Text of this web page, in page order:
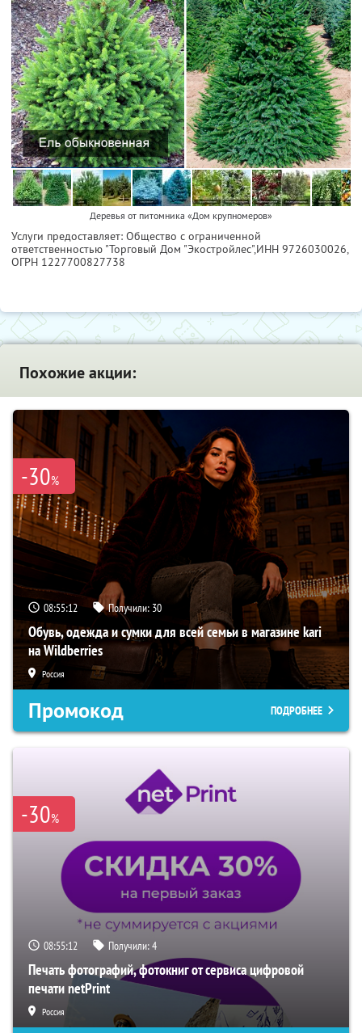
Деревья от питомника «Дом крупномеров»
Услуги предоставляет: Общество с ограниченной
ответственностью "Торговый Дом "Экостройлес",ИНН 9726030026,
ОГРН 1227700827738
Похожие акции:
-30%
08:55:11 Получили: 30
Обувь, одежда и сумки для всей семьи в магазине kari
на Wildberries
Россия
Промокод ПОДРОБНЕЕ
-30%
08:55:11 Получили:4
Печать фотографий, фотокниг от сервиса цифровой
печати netPrint
Россия